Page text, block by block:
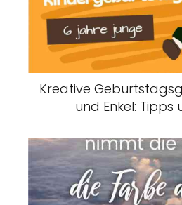
Kreative
und Enkel: Tipps